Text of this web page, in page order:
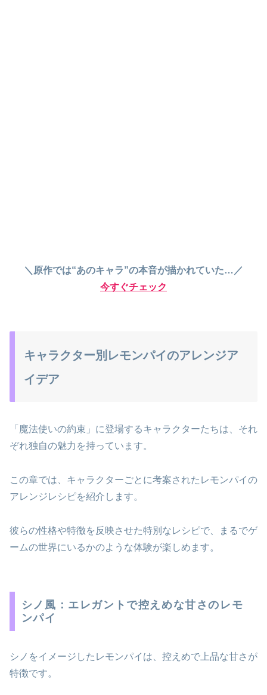
＼原作では“あのキャラ”の本音が描かれていた…／
今すぐチェック
キャラクター別レモンパイのアレンジア
イデア
「魔法使いの約束」に登場するキャラクターたちは、それ
ぞれ独自の魅力を持っています。
この章では、キャラクターごとに考案されたレモンパイの
アレンジレシピを紹介します。
彼らの性格や特徴を反映させた特別なレシピで、まるでゲ
ームの世界にいるかのような体験が楽しめます。
シノ風：エレガントで控えめな甘さのレモ
ンパイ
シノをイメージしたレモンパイは、控えめで上品な甘さが
特徴です。